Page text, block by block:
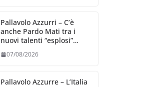
Pallavolo Azzurri – C’è
anche Pardo Mati tra i
nuovi talenti “esplosi”
Volleyball World
07/08/2026
Pallavolo Azzurre – L’Italia